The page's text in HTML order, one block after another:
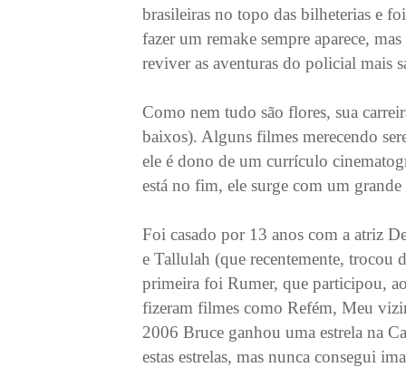
brasileiras no topo das bilheterias e
fazer um remake sempre aparece,
reviver as aventuras do policial mais
Como nem tudo são flores, sua
baixos). Alguns filmes merecendo
ele é dono de um currículo
está no fim, ele surge com um
Foi casado por 13 anos com a atriz
e Tallulah (que recentemente, trocou
primeira foi Rumer, que participou,
fizeram filmes como Refém, Meu
2006 Bruce ganhou uma estrela na
estas estrelas, mas nunca consegui